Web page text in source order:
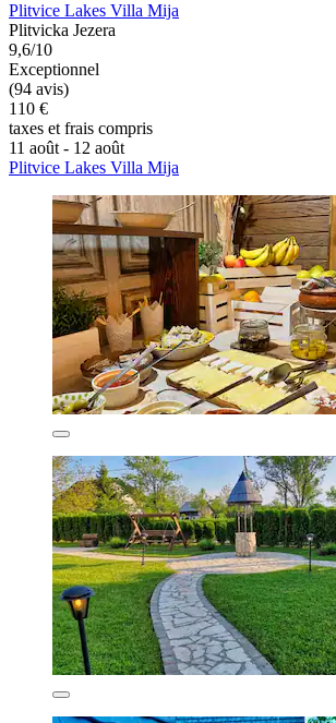
Plitvice Lakes Villa Mija
Plitvicka Jezera
9,6/10
Exceptionnel
(94 avis)
110 €
taxes et frais compris
11 août - 12 août
Plitvice Lakes Villa Mija